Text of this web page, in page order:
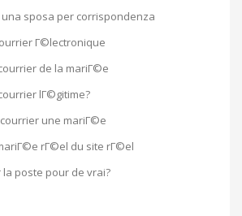
sposa per corrispondenza
Г©lectronique
de la mariГ©e
lГ©gitime?
une mariГ©e
rГ©el du site rГ©el
la poste pour de vrai?